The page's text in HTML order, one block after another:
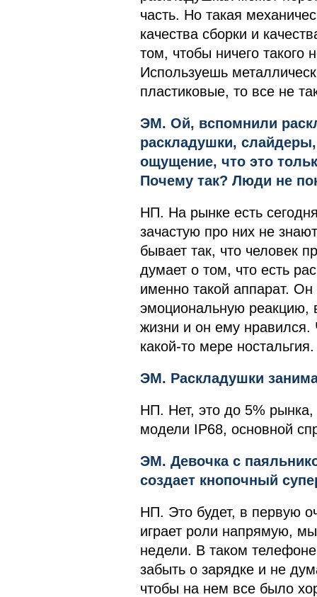
часть. Но такая
качества сборки и
том, чтобы ничего такого
Используешь
пластиковые, то все не
ЭМ. Ой, вспомнили
раскладушки,
ощущение, что это
Почему так? Люди не
НП. На рынке есть
зачастую про них не
бывает так, что человек
думает о том, что есть
именно такой аппарат.
эмоциональную реакцию,
жизни и он ему нравился.
какой-то мере ностальгия.
ЭМ. Раскладушки
НП. Нет, это до 5%
модели IP68, основной
ЭМ. Девочка с
создает кнопочный
НП. Это будет, в первую
играет роли напрямую,
недели. В таком
забыть о зарядке и не
чтобы на нем все было